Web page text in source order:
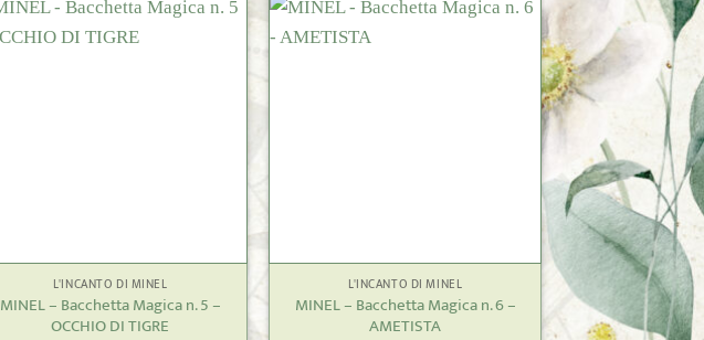
L'INCANTO DI MINEL
MINEL – Bacchetta Magica n. 5 –
OCCHIO DI TIGRE
L'INCANTO DI MINEL
MINEL – Bacchetta Magica n. 6 –
AMETISTA